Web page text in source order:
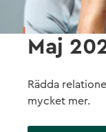
Maj
Rädda
mycket mer.